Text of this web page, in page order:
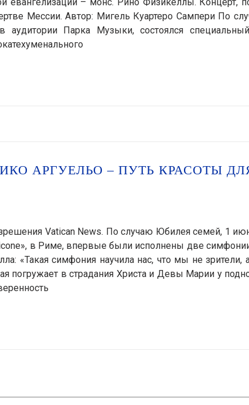
Мессии. Автор: Мигель Куартеро Сампери По
Парка Музыки, состоялся
АРГУЕЛЬО – ПУТЬ КРАСОТЫ
Vatican News. По случаю Юбилея семей, 1
в Риме, впервые были исполнены две
«Такая симфония научила нас, что мы не зрители, а
погружает в страдания Христа и Девы Марии у